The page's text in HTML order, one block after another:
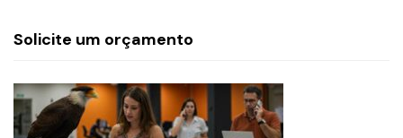
Solicite um orçamento